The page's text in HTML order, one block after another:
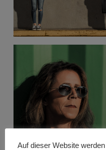
Auf dieser Website